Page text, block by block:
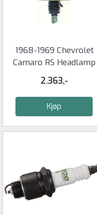
1968-1969 Chevrolet
Camaro RS Headlamp
Vacuum ...
2.363,-
Kjøp